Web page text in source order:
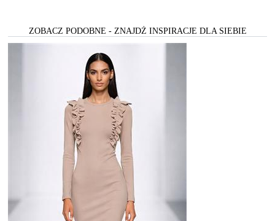
ZOBACZ PODOBNE - ZNAJDŻ INSPIRACJE DLA SIEBIE